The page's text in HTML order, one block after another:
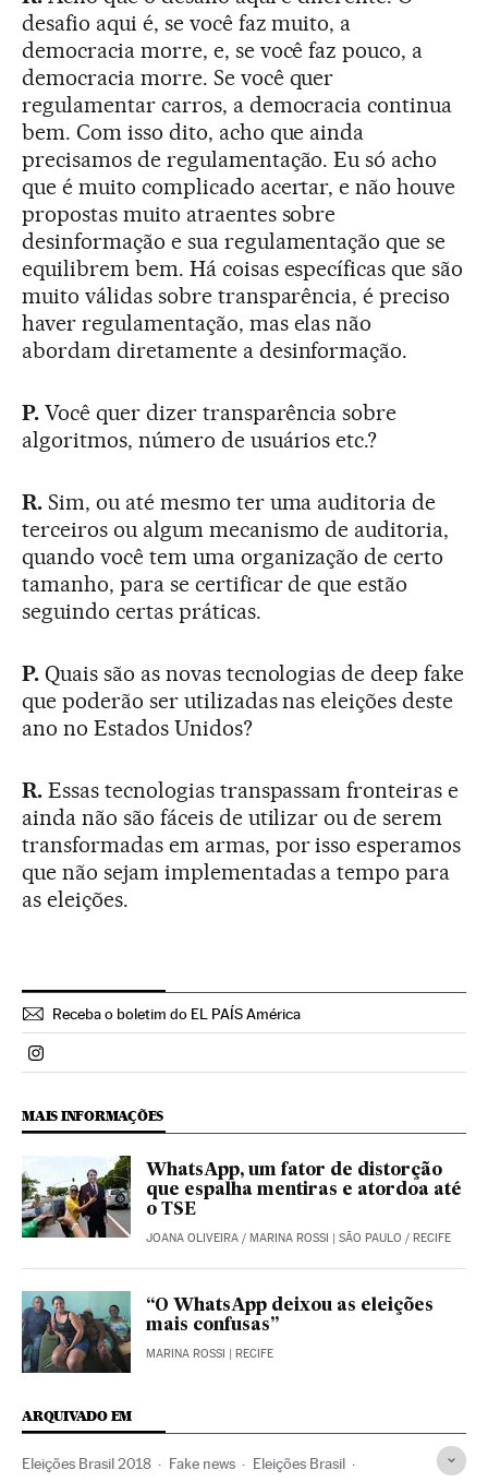
desafio aqui é, se você faz muito, a
democracia morre, e, se você faz pouco, a
democracia morre. Se você quer
regulamentar carros, a democracia continua
bem. Com isso dito, acho que ainda
precisamos de regulamentação. Eu só acho
que é muito complicado acertar, e não houve
propostas muito atraentes sobre
desinformação e sua regulamentação que se
equilibrem bem. Há coisas específicas que são
muito válidas sobre transparência, é preciso
haver regulamentação, mas elas não
abordam diretamente a desinformação.
P.Você quer dizer transparência sobre
algoritmos, número de usuários etc.?
R.Sim, ou até mesmo ter uma auditoria de
terceiros ou algum mecanismo de auditoria,
quando você tem uma organização de certo
tamanho, para se certificar de que estão
seguindo certas práticas.
P.Quais são as novas tecnologias de deep fake
que poderão ser utilizadas nas eleições deste
ano no Estados Unidos?
R.Essas tecnologias transpassam fronteiras e
ainda não são fáceis de utilizar ou de serem
transformadas em armas, por isso esperamos
que não sejam implementadas a tempo para
as eleições.
Receba o boletim do EL PAÍS América
Politica El País Brasil en Instagram
MAIS INFORMAÇÕES
WhatsApp, um fator de distorção
que espalha mentiras e atordoa até
o TSE
JOANA OLIVEIRA / MARINA ROSSI | SÃO PAULO / RECIFE
“O WhatsApp deixou as eleições
mais confusas”
MARINA ROSSI | RECIFE
ARQUIVADO EM
Eleições Brasil 2018 Fake news Eleições Brasil